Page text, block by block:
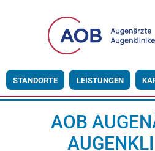
STANDORTE LEISTUNGEN
AOB